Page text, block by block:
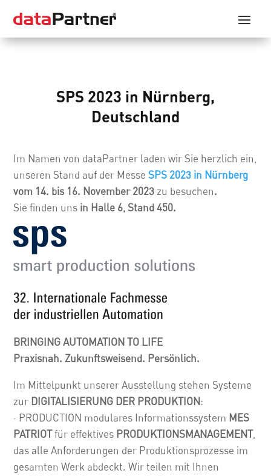
SPS 2023 in Nürnberg,
Deutschland
Im Namen von dataPartner laden wir Sie herzlich ein,
unseren Stand auf der Messe SPS 2023 in Nürnberg
vom 14. bis 16. November 2023 zu besuchen.
Sie finden uns in Halle 6, Stand 450.
BRINGING AUTOMATION TO LIFE
Praxisnah. Zukunftsweisend. Persönlich.
Im Mittelpunkt unserer Ausstellung stehen Systeme
zur DIGITALISIERUNG DER PRODUKTION:
· PRODUCTION modulares Informationssystem MES
PATRIOTfür effektives PRODUKTIONSMANAGEMENT,
das alle Anforderungen der Produktionsprozesse im
gesamten Werk abdeckt. Wir teilen mit Ihnen